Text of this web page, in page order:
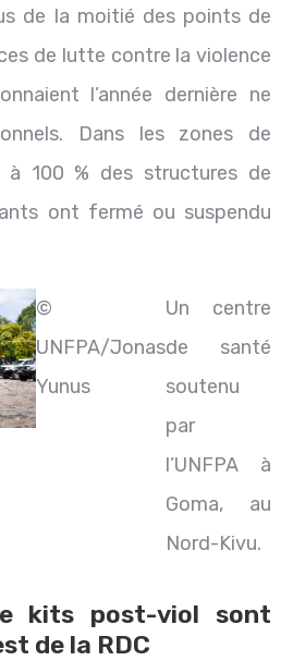
de la moitié des points de
de lutte contre la violence
l’année dernière ne
Dans les zones de
à 100 % des structures de
ont fermé ou suspendu
©
UNFPA/Jonas
Yunus
Un centre
de santé
soutenu
par
l’UNFPA à
Goma, au
Nord-Kivu.
kits post-viol sont
de la RDC